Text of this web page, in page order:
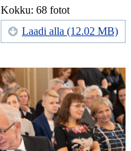
Kokku: 68 fotot
Laadi alla (12.02 MB)